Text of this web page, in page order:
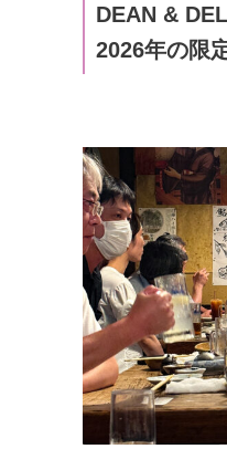
DEAN &
2026年の限